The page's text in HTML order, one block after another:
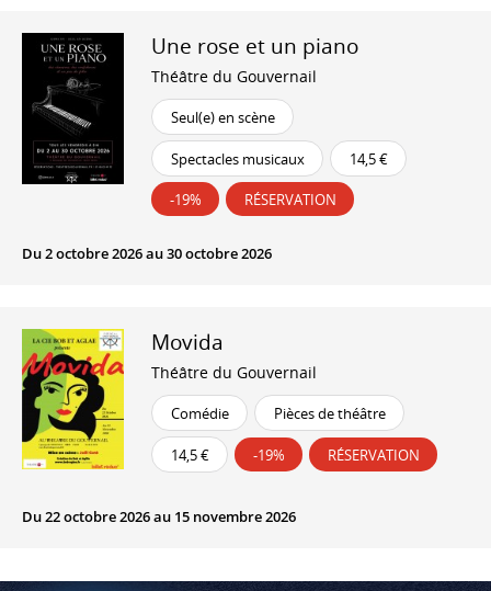
Une rose et un piano
Théâtre du Gouvernail
Seul(e) en scène
Spectacles musicaux 14,5 €
-19% RÉSERVATION
Du 2 octobre 2026 au 30 octobre 2026
Movida
Théâtre du Gouvernail
Comédie Pièces de théâtre
14,5 € -19% RÉSERVATION
Du 22 octobre 2026 au 15 novembre 2026